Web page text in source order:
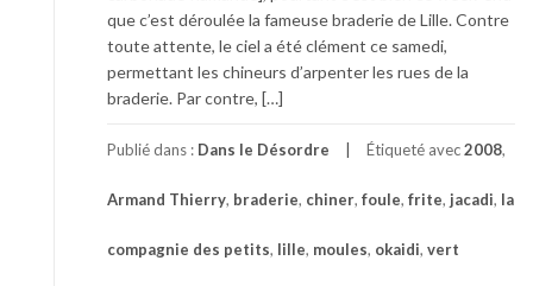
que c’est déroulée la fameuse braderie de Lille. Contre
toute attente, le ciel a été clément ce samedi,
permettant les chineurs d’arpenter les rues de la
braderie. Par contre, […]
Publié dans : Dans le Désordre Étiqueté avec2008,
Armand Thierry, braderie, chiner, foule, frite, jacadi, la
compagnie des petits, lille, moules, okaidi, vert